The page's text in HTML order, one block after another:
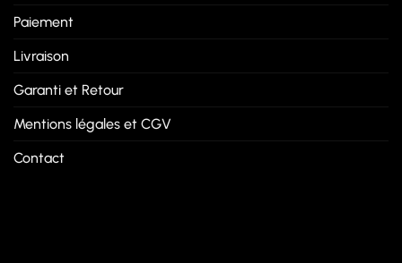
Paiement
Livraison
Garanti et Retour
Mentions légales et CGV
Contact